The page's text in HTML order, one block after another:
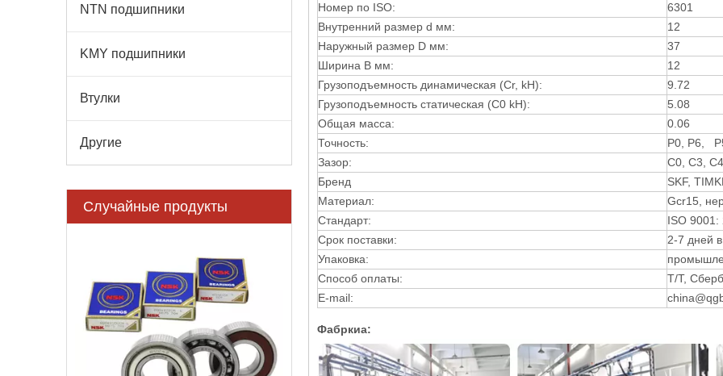
NTN подшипники
KMY подшипники
Втулки
Другие
Случайные продукты
6006, аналог106 Подшипник
111207 (1207K) сферический
шарикоподшипник
Номер по ISO:
6301
Внутренний размер d мм:
12
Наружный размер D мм:
37
Ширина B мм:
12
Грузоподъемность динамическая (Сr, kH):
9.72
Грузоподъемность статическая (C0 kH):
5.08
Общая масса:
0.06
Точность:
P0, P6,
Зазор:
C0, C3, C4
Бренд
SKF,
Материал:
Gcr15,
Стандарт:
ISO 9001:
Срок поставки:
2-7 дней
Упаковка:
Способ оплаты:
T/T,
E-mail:
Фабркиа: